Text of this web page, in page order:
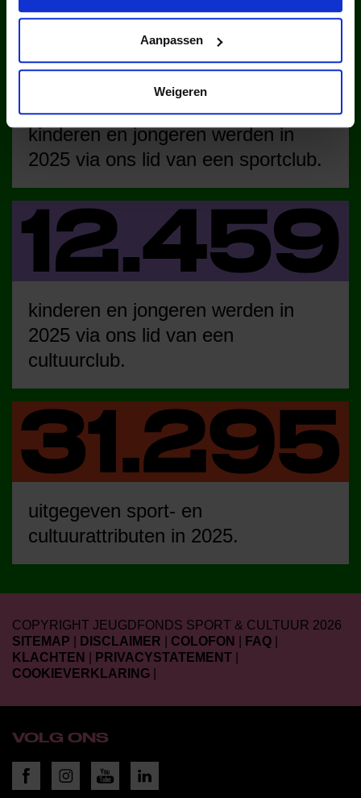
Aanpassen
Weigeren
kinderen en jongeren werden in
2025 via ons lid van een sportclub.
kinderen en jongeren werden in
2025 via ons lid van een
cultuurclub.
uitgegeven sport- en
cultuurattributen in 2025.
COPYRIGHT JEUGDFONDS SPORT & CULTUUR 2026
SITEMAP
DISCLAIMER COLOFON FAQ
KLACHTEN
PRIVACYSTATEMENT
COOKIEVERKLARING
VOLG ONS